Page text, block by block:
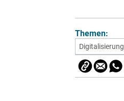
Themen:
Digitalisierung